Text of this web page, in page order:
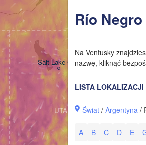
Río
Na Ventusky
nazwę, kliknąć
LISTA LOKALIZACJI
Świat /Argentyna /
A B C D E
Salt Lake City
UTAH